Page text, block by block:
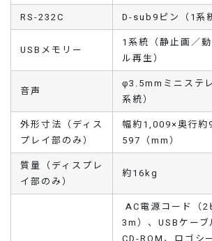
RS-232C
D-sub9ピン（1系
USBメモリー
1系統（静止画／
ル再生）
音声
φ3.5mmミニステ
系統）
外形寸法（ディス
プレイ部のみ）
幅約1,009×奥行約
597（mm）
質量（ディスプレ
イ部のみ）
約16kg
AC電源コード（2
3m）、USBケーブ